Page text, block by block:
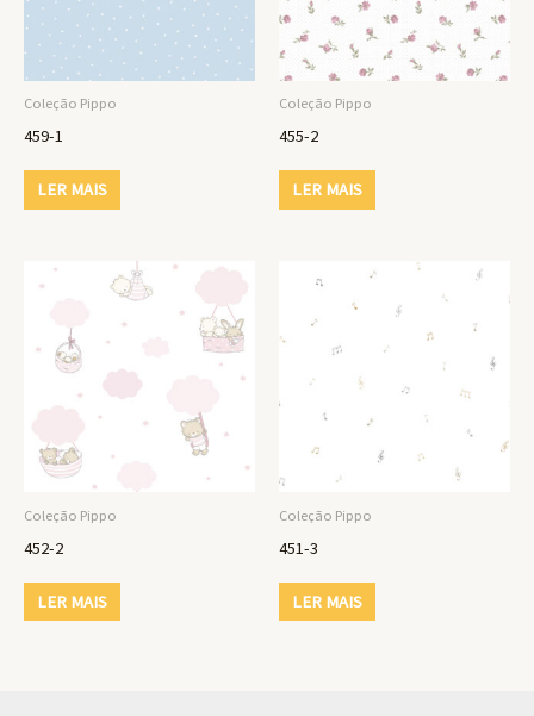
Coleção Pippo
459-1
LER MAIS
Coleção Pippo
455-2
LER MAIS
Coleção Pippo
452-2
LER MAIS
Coleção Pippo
451-3
LER MAIS